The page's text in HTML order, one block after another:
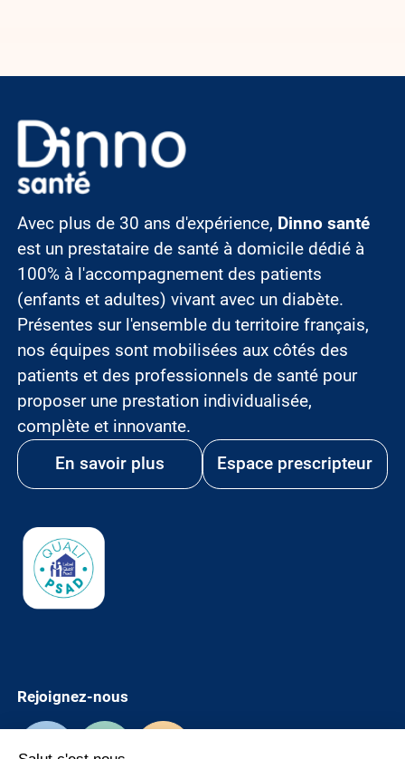
Image
Avec plus de 30 ans d'expérience, Dinno santé
est un prestataire de santé à domicile dédié à
100% à l'accompagnement des patients
(enfants et adultes) vivant avec un diabète.
Présentes sur l'ensemble du territoire français,
nos équipes sont mobilisées aux côtés des
patients et des professionnels de santé pour
proposer une prestation individualisée,
complète et innovante.
En savoir plus
Espace prescripteur
Image
Rejoignez-nous